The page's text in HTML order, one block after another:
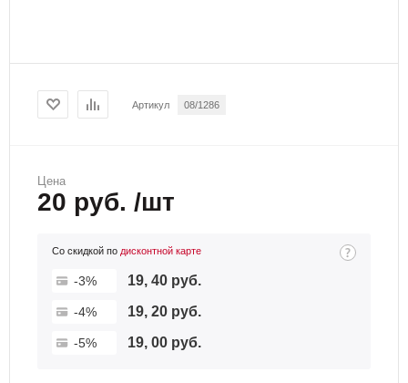
Артикул 08/1286
Цена
20 руб. /шт
Со скидкой по дисконтной карте
-3% 19, 40 руб.
-4% 19, 20 руб.
-5% 19, 00 руб.